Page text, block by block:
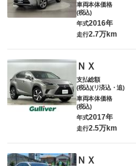
車両本体価格
(税込)
年式2016年
走行2.7万km
ＮＸ
支払総額
(税込)(リ済込・追)
車両本体価格
(税込)
年式2017年
走行2.5万km
ＮＸ